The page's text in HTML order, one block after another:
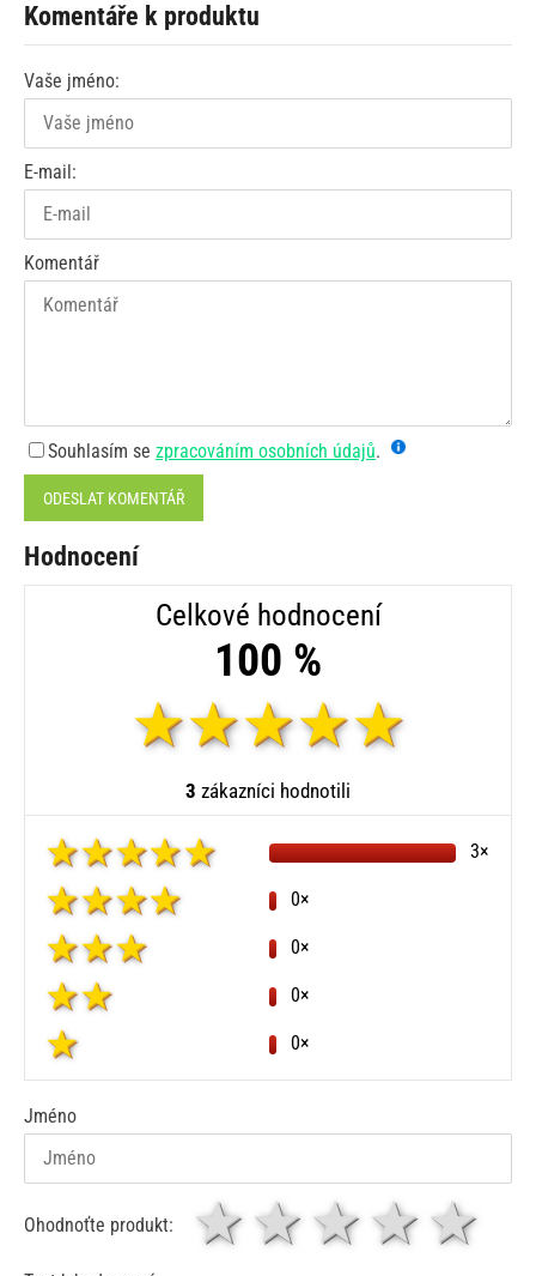
Komentáře k produktu
Vaše jméno:
E-mail:
Komentář
Souhlasím se zpracováním osobních údajů.
ODESLAT KOMENTÁŘ
Hodnocení
Celkové hodnocení
100 %
3 zákazníci hodnotili
3×
0×
0×
0×
0×
Jméno
Ohodnoťte produkt: 4
3
2 hvězdy
1 hvězda